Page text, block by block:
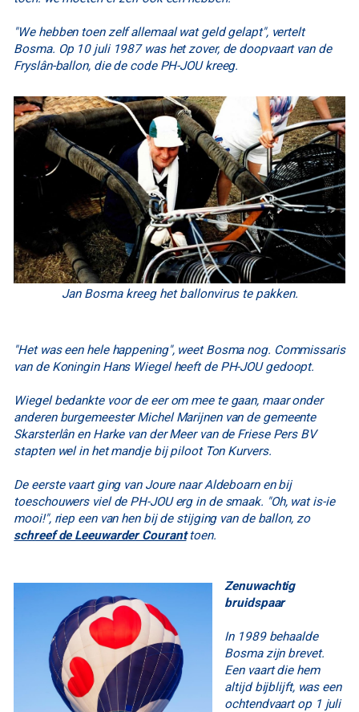
"We hebben toen zelf allemaal wat geld gelapt", vertelt
Bosma. Op 10 juli 1987 was het zover, de doopvaart van de
Fryslân-ballon, die de code PH-JOU kreeg.
Jan Bosma kreeg het ballonvirus te pakken.
"Het was een hele happening", weet Bosma nog. Commissaris
van de Koningin Hans Wiegel heeft de PH-JOU gedoopt.
Wiegel bedankte voor de eer om mee te gaan, maar onder
anderen burgemeester Michel Marijnen van de gemeente
Skarsterlân en Harke van der Meer van de Friese Pers BV
stapten wel in het mandje bij piloot Ton Kurvers.
De eerste vaart ging van Joure naar Aldeboarn en bij
toeschouwers viel de PH-JOU erg in de smaak. "Oh, wat is-ie
mooi!", riep een van hen bij de stijging van de ballon, zo
schreef de Leeuwarder Couranttoen.
Zenuwachtig
bruidspaar
In 1989 behaalde
Bosma zijn brevet.
Een vaart die hem
altijd bijblijft, was een
ochtendvaart op 1 juli